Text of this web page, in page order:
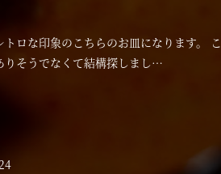
ロな印象のこちらのお皿になります。 こ
りそうでなくて結構探しまし…